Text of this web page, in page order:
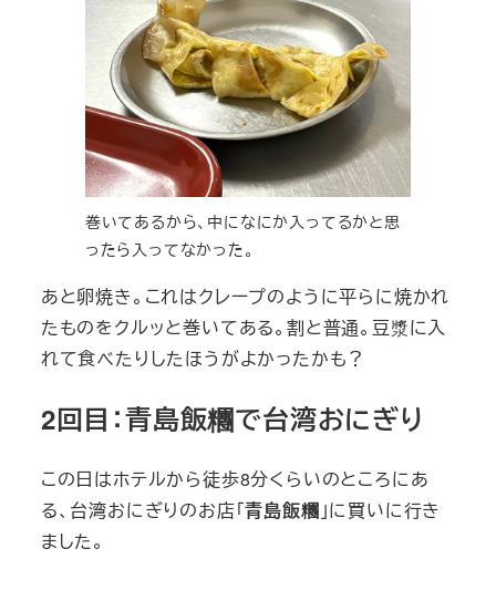
巻いてあるから、中になにか入ってるかと思
ったら入ってなかった。
あと卵焼き。これはクレープのように平らに焼かれ
たものをクルッと巻いてある。割と普通。豆漿に入
れて食べたりしたほうがよかったかも？
2回目：青島飯糰で台湾おにぎり
この日はホテルから徒歩8分くらいのところにあ
る、台湾おにぎりのお店「青島飯糰 」に買いに行き
ました。